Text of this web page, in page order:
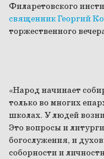
Филаретовского
священник Георгий
торжественного
«Народ начинает
только во многих
школах. У людей
Это вопросы и
богослужения, и
соборности и